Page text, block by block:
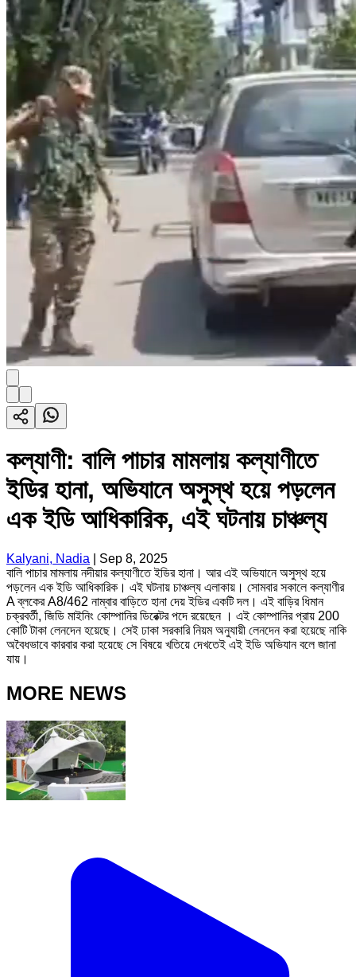
কল্যাণী: বালি পাচার মামলায় কল্যাণীতে
ইডির হানা, অভিযানে অসুস্থ হয়ে পড়লেন
এক ইডি আধিকারিক, এই ঘটনায় চাঞ্চল্য
Kalyani, Nadia
Sep 8, 2025
বালি পাচার মামলায় নদীয়ার কল্যাণীতে ইডির হানা। আর এই অভিযানে অসুস্থ হয়ে
পড়লেন এক ইডি আধিকারিক। এই ঘটনায় চাঞ্চল্য এলাকায়। সোমবার সকালে কল্যাণীর
A ব্লকের A8/462 নাম্বার বাড়িতে হানা দেয় ইডির একটি দল। এই বাড়ির ধিমান
চক্রবর্তী, জিডি মাইনিং কোম্পানির ডিরেক্টর পদে রয়েছেন । এই কোম্পানির প্রায় 200
কোটি টাকা লেনদেন হয়েছে। সেই ঢাকা সরকারি নিয়ম অনুযায়ী লেনদেন করা হয়েছে নাকি
অবৈধভাবে কারবার করা হয়েছে সে বিষয়ে খতিয়ে দেখতেই এই ইডি অভিযান বলে জানা
যায়।
MORE NEWS